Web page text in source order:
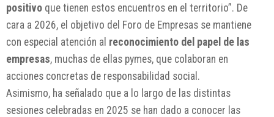
positivo que tienen estos encuentros en el territorio”. De
cara a 2026, el objetivo del Foro de Empresas se mantiene
con especial atención al reconocimiento del papel de las
empresas, muchas de ellas pymes, que colaboran en
acciones concretas de responsabilidad social.
Asimismo, ha señalado que a lo largo de las distintas
sesiones celebradas en 2025 se han dado a conocer las